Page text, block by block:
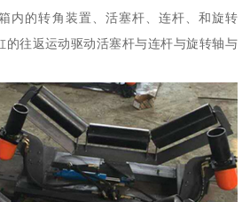
内的转角装置、活塞杆、连杆、和旋转
的往返运动驱动活塞杆与连杆与旋转轴与